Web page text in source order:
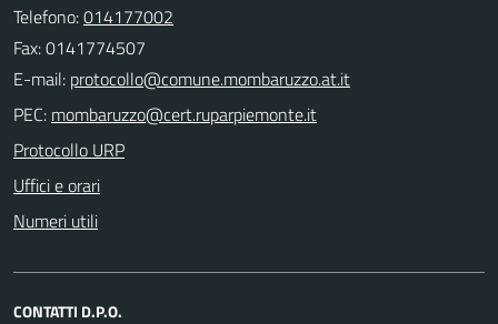
Telefono:014177002
Fax: 0141774507
E-mail:
PEC:
Protocollo URP
Uffici e orari
Numeri utili
CONTATTI D.P.O.